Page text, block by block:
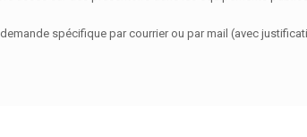
spécifique par courrier ou par mail (avec